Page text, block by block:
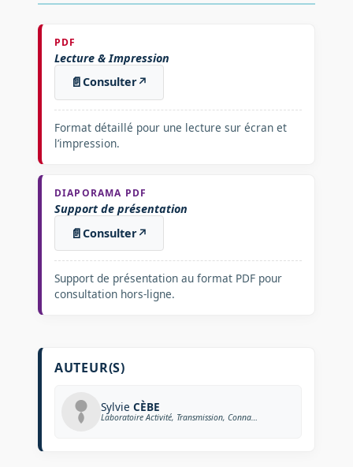
PDF
Lecture & Impression
📄Consulter↗
Format détaillé pour une lecture sur écran et
l’impression.
DIAPORAMA PDF
Support de présentation
📄Consulter↗
Support de présentation au format PDF pour
consultation hors-ligne.
AUTEUR(S)
Sylvie CÈBE
Laboratoire Activité, Transmission, Connaissance, Éducation ESPE Clermont-Auvergne – Université Blaise Pascal, Clermont-Ferrand 2